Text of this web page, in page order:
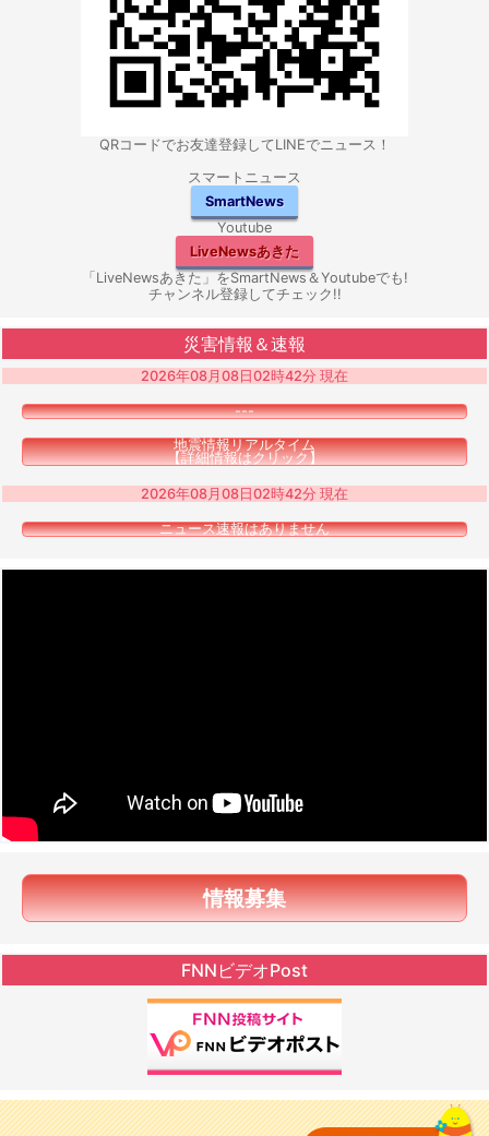
QRコードでお友達登録してLINEでニュース！
スマートニュース
SmartNews
Youtube
LiveNewsあきた
「LiveNewsあきた」をSmartNews＆Youtubeでも!
チャンネル登録してチェック!!
災害情報＆速報
2026年08月08日02時42分 現在
---
地震情報リアルタイム
【詳細情報はクリック】
2026年08月08日02時42分 現在
ニュース速報はありません
情報募集
FNNビデオPost